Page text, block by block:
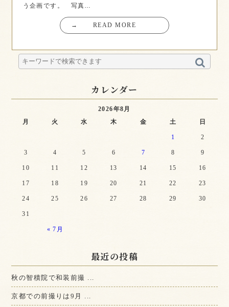
う企画です。 写真…
→ READ MORE
カレンダー
2026年8月
月
火 水 木 金 土 日
« 7月
1 2
3 4 5 6 7 8 9
10 11 12 13 14 15 16
17 18 19 20 21 22 23
24 25 26 27 28 29 30
31
最近の投稿
秋の智積院で和装前撮 ...
京都での前撮りは9月 ...